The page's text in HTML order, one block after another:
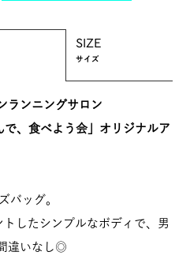
SIZE
サイズ
ランニングサロン
で、食べよう会」オリジナルア
バッグ。
トしたシンプルなボディで、男
違いなし◎